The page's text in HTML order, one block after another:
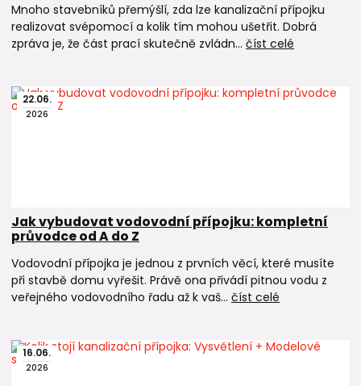
Mnoho stavebníků přemýšlí, zda lze kanalizační přípojku
realizovat svépomocí a kolik tím mohou ušetřit. Dobrá
zpráva je, že část prací skutečně zvládn... číst celé
22.06.
2026
Jak vybudovat vodovodní přípojku: kompletní
průvodce od A do Z
Vodovodní přípojka je jednou z prvních věcí, které musíte
při stavbě domu vyřešit. Právě ona přivádí pitnou vodu z
veřejného vodovodního řadu až k vaš... číst celé
16.06.
2026